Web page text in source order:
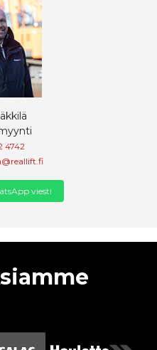
4742
viesti